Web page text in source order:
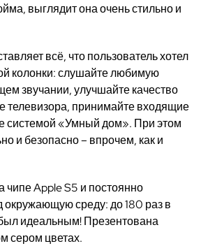
выглядит она очень стильно и
всё, что пользователь хотел
колонки: слушайте любимую
звучании, улучшайте качество
телевизора, принимайте входящие
системой «Умный дом». При этом
и безопасно – впрочем, как и
чипе Apple S5 и постоянно
окружающую среду: до 180 раз в
идеальным! Презентована
сером цветах.